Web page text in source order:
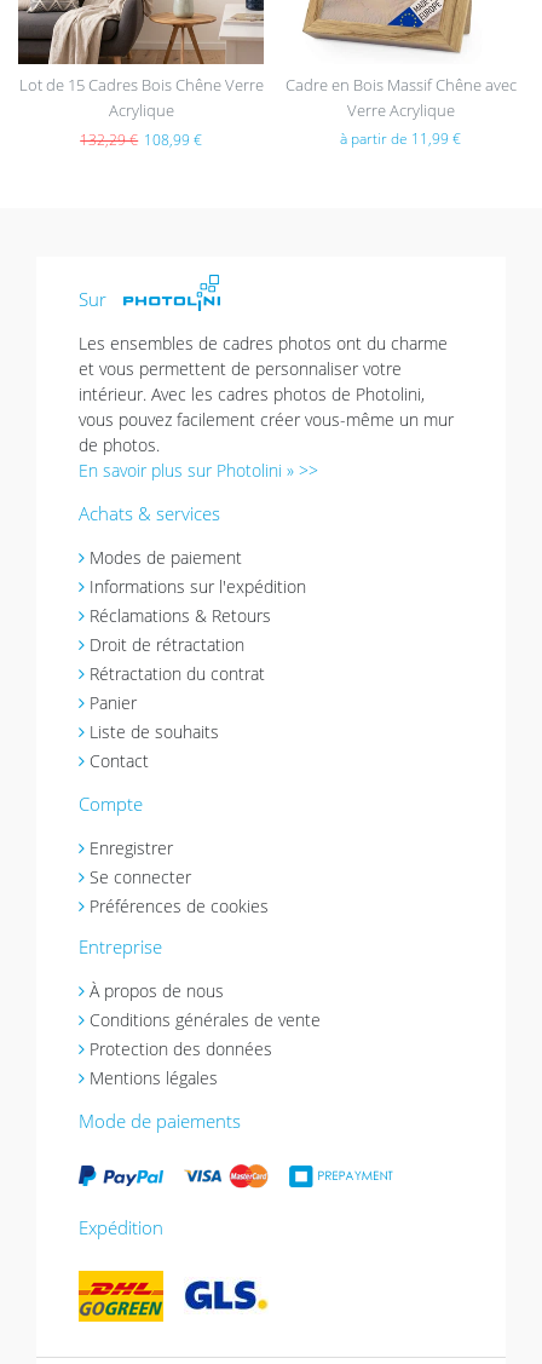
Lot de 15 Cadres Bois Chêne Verre
Acrylique
132,29 € 108,99 €
Cadre en Bois Massif Chêne avec
Verre Acrylique
à partir de 11,99 €
Sur
Les ensembles de cadres photos ont du charme
et vous permettent de personnaliser votre
intérieur. Avec les cadres photos de Photolini,
vous pouvez facilement créer vous-même un mur
de photos.
En savoir plus sur Photolini » >>
Achats & services
Modes de paiement
Informations sur l'expédition
Réclamations & Retours
Droit de rétractation
Rétractation du contrat
Panier
Liste de souhaits
Contact
Compte
Enregistrer
Se connecter
Préférences de cookies
Entreprise
À propos de nous
Conditions générales de vente
Protection des données
Mentions légales
Mode de paiements
Expédition